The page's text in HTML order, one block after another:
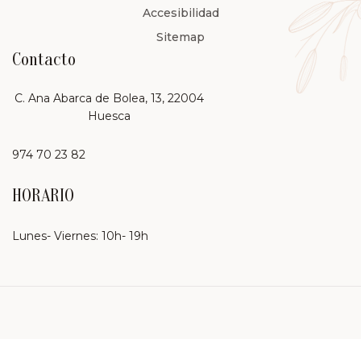
Accesibilidad
Sitemap
Contacto
C. Ana Abarca de Bolea, 13, 22004
Huesca
974 70 23 82
HORARIO
Lunes- Viernes: 10h- 19h